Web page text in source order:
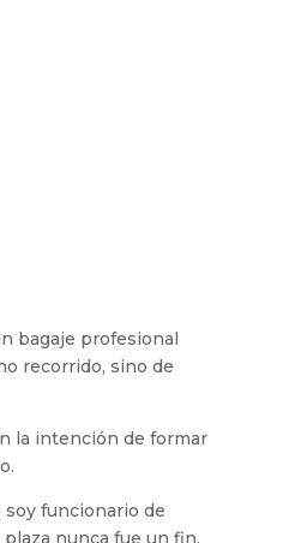
bagaje profesional
recorrido, sino de
la intención de formar
funcionario de
nunca fue un fin,